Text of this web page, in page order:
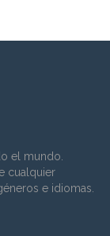
el mundo.
cualquier
e idiomas.